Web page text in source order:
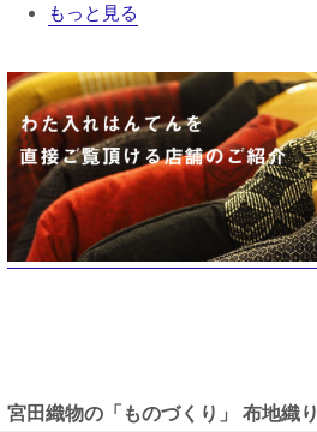
もっと見る
宮田織物の「ものづくり」 布地織